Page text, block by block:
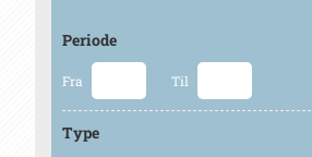
Periode
Fra Til
Type